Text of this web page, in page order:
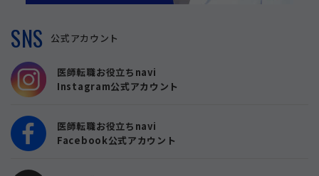
SNS 公式アカウント
医師転職お役立ちnavi
Instagram公式アカウント
医師転職お役立ちnavi
Facebook公式アカウント